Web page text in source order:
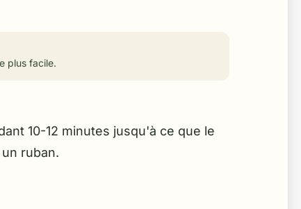
plus facile.
10-12 minutes jusqu'à ce que le
ruban.